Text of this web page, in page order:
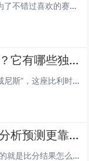
不少体育迷每天都会点开CCTV5的节目单,就为了不错过喜欢的赛事或栏目，今天的CCTV5到底藏着哪些惊喜？咱们从早到晚，一步步拆解这份“体育盛宴”的安排~ 早间时段：资讯+经典赛事，唤醒活力清晨 早上7:00，《体育晨报》 准时“敲...
布鲁日为什么被称为北方威尼斯？它有哪些独特魅力？
很多人听说布鲁日时,总会好奇它为啥叫“北方威尼斯”，这座比利时的小城到底藏着多少惊喜？今天咱们就来聊聊布鲁日的故事，看看它的水乡风情和独特魅力到底从何而来。 “北方威尼斯”的由来：水与城的共生密码 布鲁日的名字在古弗拉芒语里意为“桥”，...
竞彩足球比分结果怎么看？如何分析预测更靠谱？
很多球迷和彩民朋友在玩竞彩足球时，最关心的就是比分结果怎么看、怎么分析预测才更靠谱，今天咱们就围绕竞彩比分的相关问题，详细聊聊其中的门道，从查询渠道到分析技巧，帮大家理清思路。 竞彩比分结果的查询渠道 想要第一时间获取准确的竞彩比分...